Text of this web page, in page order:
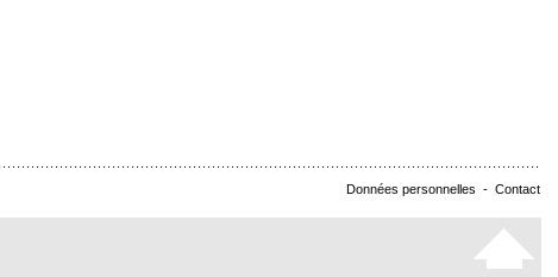
Données personnelles - Contact